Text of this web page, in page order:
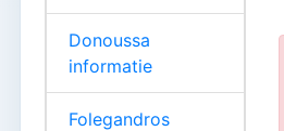
Donoussa
informatie
Folegandros